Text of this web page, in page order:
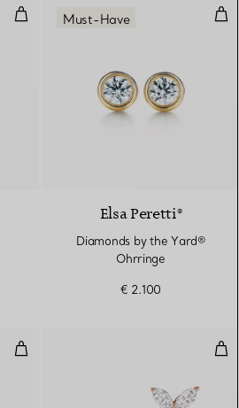
Open Heart Ohrringe
Must-Have
Elsa Peretti®
Diamonds by the Yard®
Ohrringe
€ 2.100
Ohrringe